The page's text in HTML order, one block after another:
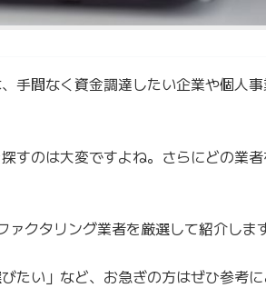
手間なく資金調達したい企業や個人
すのは大変ですよね。さらにどの業
クタリング業者を厳選して紹介しま
たい」など、お急ぎの方はぜひ参考に